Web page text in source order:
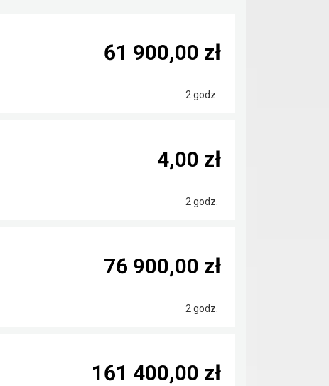
2 godz.
61 900,00 zł
2 godz.
4,00 zł
2 godz.
76 900,00 zł
161 400,00 zł